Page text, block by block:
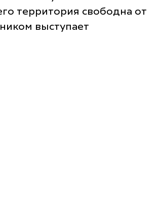
территория свободна от
выступает